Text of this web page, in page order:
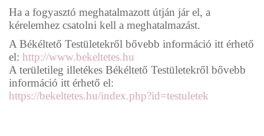
Ha a fogyasztó meghatalmazott útján jár el, a
kérelemhez csatolni kell a meghatalmazást.
A Békéltető Testületekről bővebb információ itt érhető
el: http://www.bekeltetes.hu
A területileg illetékes Békéltető Testületekről bővebb
információ itt érhető el:
https://bekeltetes.hu/index.php?id=testuletek